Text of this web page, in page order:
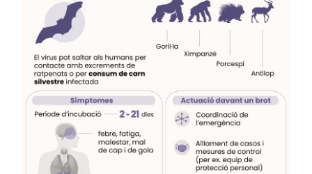
nom al virus. En els anys posteriors es van
registrar nous brots, encara que de
dimensions limitades.
El brot d’Ebola de 2014-2016
, causat per
l’espècie “Zaire” a l’Àfrica Occidental, ha
estat el més extens i complex fins ara: hi va
haver més casos i més morts que en tots
els brots anteriors junts, amb
28.600 persones infectades i 11.300
morts . A més, es va estendre a diversos